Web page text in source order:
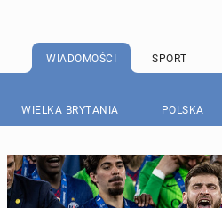
WIADOMOŚCI SPORT
WIELKA BRYTANIA POLSKA